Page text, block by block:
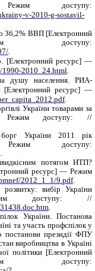
доступу:
v-2010-g-sostavil-
36,2% ВВП [Електронний
[Електронний ресурс] —
2010_24.html
душу населения. РИА-
[Електронний ресурс] —
.
України товарами за
Режим доступу: //
України 2011 рік
доступу:
потягом НТП?
ресурс] — Режим
2012_1_1/9.pdf.
вибір України
доступу: //
України. Постанова
та участь профспілок у
постанови президії ФПУ
виробництва в Україні
політики [Електронний